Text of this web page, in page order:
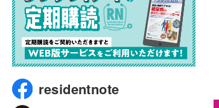
residentnote